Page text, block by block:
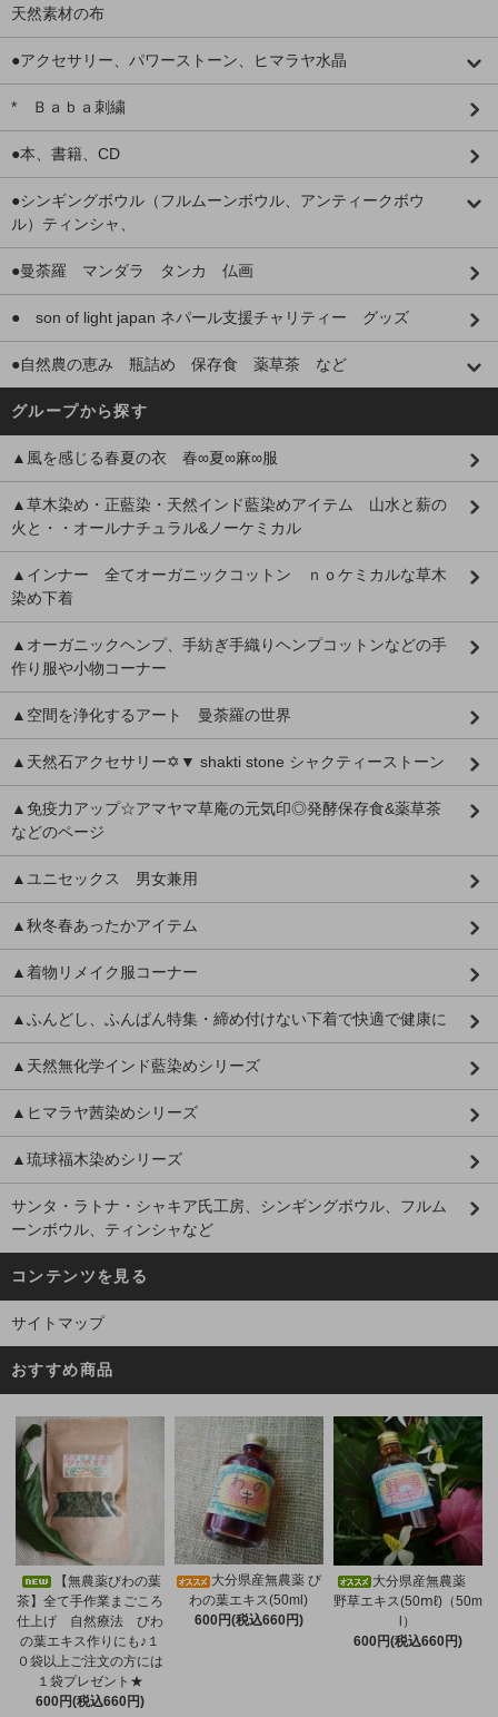
天然素材の布
●アクセサリー、パワーストーン、ヒマラヤ水晶
* Ｂａｂａ刺繍
●本、書籍、CD
●シンギングボウル（フルムーンボウル、アンティークボウ
ル）ティンシャ、
●曼荼羅 マンダラ タンカ 仏画
● son of light japan ネパール支援チャリティー グッズ
●自然農の恵み 瓶詰め 保存食 薬草茶 など
グループから探す
▲風を感じる春夏の衣 春∞夏∞麻∞服
▲草木染め・正藍染・天然インド藍染めアイテム 山水と薪の
火と・・オールナチュラル&ノーケミカル
▲インナー 全てオーガニックコットン ｎｏケミカルな草木
染め下着
▲オーガニックヘンプ、手紡ぎ手織りヘンプコットンなどの手
作り服や小物コーナー
▲空間を浄化するアート 曼荼羅の世界
▲天然石アクセサリー✡▼ shakti stone シャクティーストーン
▲免疫力アップ☆アマヤマ草庵の元気印◎発酵保存食&薬草茶
などのページ
▲ユニセックス 男女兼用
▲秋冬春あったかアイテム
▲着物リメイク服コーナー
▲ふんどし、ふんぱん特集・締め付けない下着で快適で健康に
▲天然無化学インド藍染めシリーズ
▲ヒマラヤ茜染めシリーズ
▲琉球福木染めシリーズ
サンタ・ラトナ・シャキア氏工房、シンギングボウル、フルム
ーンボウル、ティンシャなど
コンテンツを見る
サイトマップ
おすすめ商品
【無農薬びわの葉
茶】全て手作業まごころ
仕上げ 自然療法 びわ
の葉エキス作りにも♪１
０袋以上ご注文の方には
１袋プレゼント★
600円(税込660円)
大分県産無農薬 び
わの葉エキス(50ml)
600円(税込660円)
大分県産無農薬
野草エキス(50ⅿℓ)（50m
l）
600円(税込660円)